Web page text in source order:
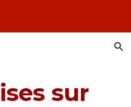
sur